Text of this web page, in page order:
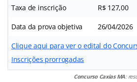
Taxa de inscrição R$ 127,00
Data da prova objetiva 26/04/2026
Clique aqui para ver o edital do
Inscrições prorrogadas
Concurso Caxias MA: